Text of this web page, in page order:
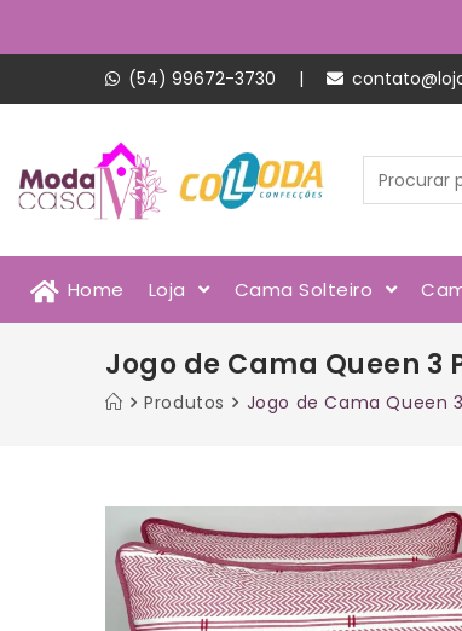
(54) 99672-3730 |
Home Loja Cama Solteiro
Jogo de Cama Queen 3
Produtos Jogo de Cama Queen